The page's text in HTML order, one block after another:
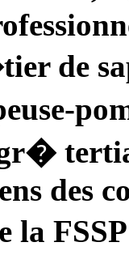
de
des
la